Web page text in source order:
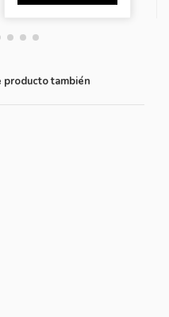
producto también